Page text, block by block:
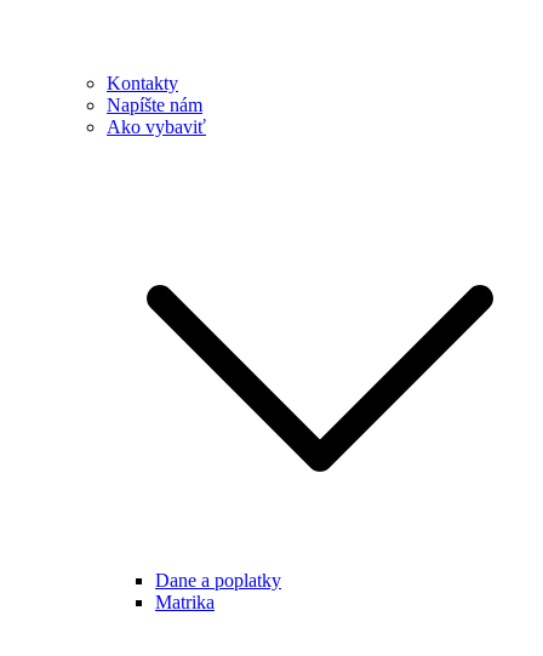
Kontakty
Napíšte nám
Ako vybaviť
Dane a poplatky
Matrika